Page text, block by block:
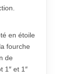
en étoile
fourche
de
1″ et 1″